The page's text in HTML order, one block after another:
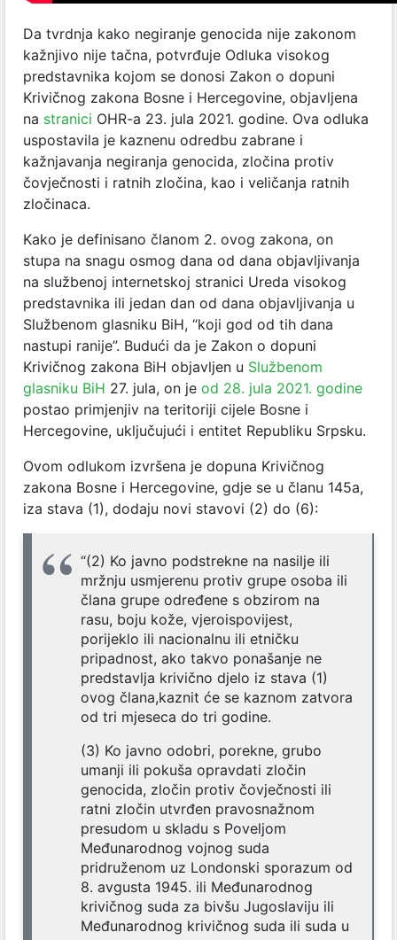
Da tvrdnja kako negiranje genocida nije zakonom
kažnjivo nije tačna, potvrđuje Odluka visokog
predstavnika kojom se donosi Zakon o dopuni
Krivičnog zakona Bosne i Hercegovine, objavljena
na stranici OHR-a 23. jula 2021. godine. Ova odluka
uspostavila je kaznenu odredbu zabrane i
kažnjavanja negiranja genocida, zločina protiv
čovječnosti i ratnih zločina, kao i veličanja ratnih
zločinaca.
Kako je definisano članom 2. ovog zakona, on
stupa na snagu osmog dana od dana objavljivanja
na službenoj internetskoj stranici Ureda visokog
predstavnika ili jedan dan od dana objavljivanja u
Službenom glasniku BiH, “koji god od tih dana
nastupi ranije”. Budući da je Zakon o dopuni
Krivičnog zakona BiH objavljen u Službenom
glasniku BiH 27. jula, on je od 28. jula 2021. godine
postao primjenjiv na teritoriji cijele Bosne i
Hercegovine, uključujući i entitet Republiku Srpsku.
Ovom odlukom izvršena je dopuna Krivičnog
zakona Bosne i Hercegovine, gdje se u članu 145a,
iza stava (1), dodaju novi stavovi (2) do (6):
“(2) Ko javno podstrekne na nasilje ili
mržnju usmjerenu protiv grupe osoba ili
člana grupe određene s obzirom na
rasu, boju kože, vjeroispovijest,
porijeklo ili nacionalnu ili etničku
pripadnost, ako takvo ponašanje ne
predstavlja krivično djelo iz stava (1)
ovog člana,kaznit će se kaznom zatvora
od tri mjeseca do tri godine.
(3) Ko javno odobri, porekne, grubo
umanji ili pokuša opravdati zločin
genocida, zločin protiv čovječnosti ili
ratni zločin utvrđen pravosnažnom
presudom u skladu s Poveljom
Međunarodnog vojnog suda
pridruženom uz Londonski sporazum od
8. avgusta 1945. ili Međunarodnog
krivičnog suda za bivšu Jugoslaviju ili
Međunarodnog krivičnog suda ili suda u